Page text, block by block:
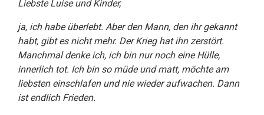
Liebste Luise und Kinder,
ja, ich habe überlebt. Aber den Mann, den ihr gekannt
habt, gibt es nicht mehr. Der Krieg hat ihn zerstört.
Manchmal denke ich, ich bin nur noch eine Hülle,
innerlich tot. Ich bin so müde und matt, möchte am
liebsten einschlafen und nie wieder aufwachen. Dann
ist endlich Frieden.